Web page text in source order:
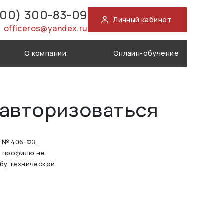
300-83-09
officeros@yandex.ru
Личный кабинет
О компании Онлайн-обучение
№ 406-ФЗ,
профилю не
технической